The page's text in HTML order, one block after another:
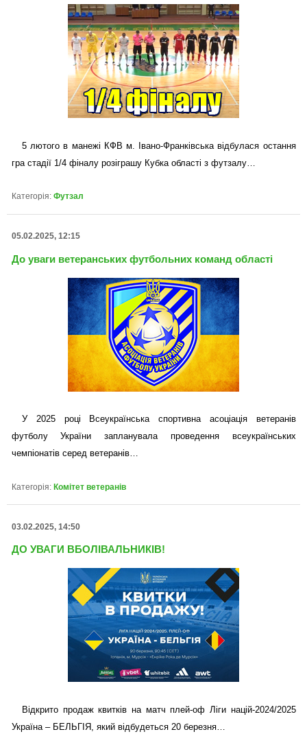
5 лютого в манежі КФВ м. Івано-Франківська відбулася остання
гра стадії 1/4 фіналу розіграшу Кубка області з футзалу…
Категорія: Футзал
05.02.2025, 12:15
До уваги ветеранських футбольних команд області
У 2025 році Всеукраїнська спортивна асоціація ветеранів
футболу України запланувала проведення всеукраїнських
чемпіонатів серед ветеранів…
Категорія: Комітет ветеранів
03.02.2025, 14:50
ДО УВАГИ ВБОЛІВАЛЬНИКІВ!
Відкрито продаж квитків на матч плей-оф Ліги націй-2024/2025
Україна – БЕЛЬГІЯ, який відбудеться 20 березня…